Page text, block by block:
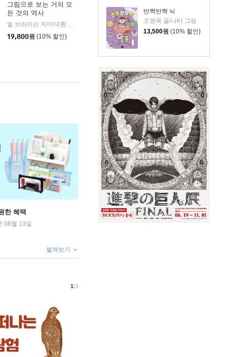
반짝반짝 뇌
조영욱 글/나티 그림
13,500원 (10% 할인)
그림으로 보는 거의 모
든 것의 역사
빌 브라이슨 저/이덕환 역
까치(까치글방)
19,800원 (10% 할인)
한 혜택
08월 13일
펼쳐보기
1/3